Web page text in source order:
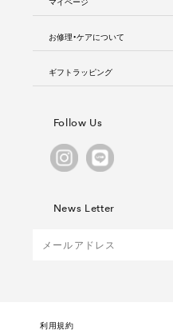
お修理・ケアについて
ギフトラッピング
Follow Us
News Letter
利用規約